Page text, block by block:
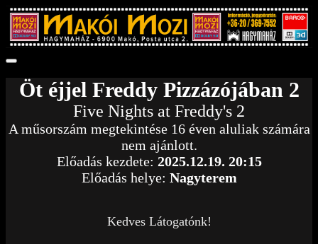
Öt éjjel Freddy Pizzázójában 2
Five Nights at Freddy's 2
A műsorszám megtekintése 16 éven aluliak számára
nem ajánlott.
Előadás kezdete: 2025.12.19. 20:15
Előadás helye: Nagyterem
Kedves Látogatónk!